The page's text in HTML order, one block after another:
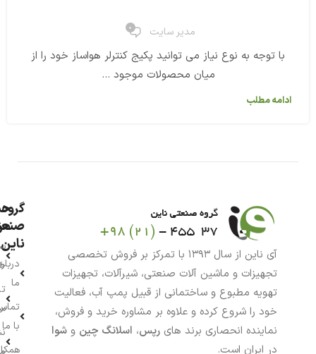
مدیر سایت 0
با توجه به نوع نیاز می توانید پکیج کنترلر هواساز خود را از
میان محصولات موجود ...
ادامه مطلب
آی ناین از سال ۱۳۹۳ با تمرکز بر فروش تخصصی
تجهیزات و ماشین آلات صنعتی، شیرآلات، تجهیزات
تهویه مطبوع و ساختمانی از قبیل پمپ آب، فعالیت
خود را شروع کرده و علاوه بر مشاوره خرید و فروش،
نماینده انحصاری برند های رپس، اسلانگ چین و شوا
در ایران است.
گروه
ناین
ما
با ما